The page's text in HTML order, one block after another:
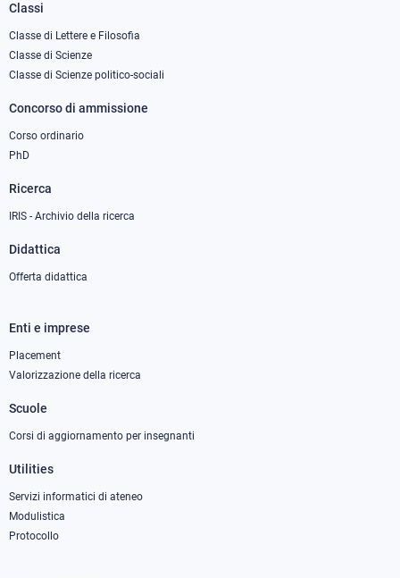
Footer
column
1
Classi
Classe di Lettere e Filosofia
Classe di Scienze
Classe di Scienze politico-sociali
Concorso di ammissione
Corso ordinario
PhD
Ricerca
IRIS - Archivio della ricerca
Didattica
Offerta didattica
Footer
column
Enti e imprese
Placement
Valorizzazione della ricerca
Scuole
Corsi di aggiornamento per insegnanti
Utilities
Servizi informatici di ateneo
Modulistica
Protocollo